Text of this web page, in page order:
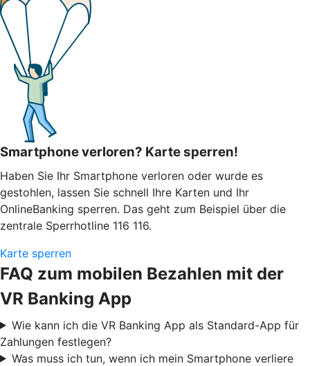
Smartphone verloren? Karte sperren!
Haben Sie Ihr Smartphone verloren oder wurde es
gestohlen, lassen Sie schnell Ihre Karten und Ihr
OnlineBanking sperren. Das geht zum Beispiel über die
zentrale Sperrhotline 116 116.
Karte sperren
FAQ zum mobilen Bezahlen mit der
VR Banking App
Wie kann ich die VR Banking App als Standard-App für
Zahlungen festlegen?
Was muss ich tun, wenn ich mein Smartphone verliere